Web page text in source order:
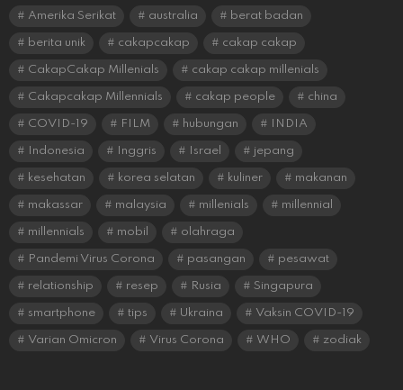
Amerika Serikat australia berat badan
berita unik cakapcakap cakap cakap
CakapCakap Millenials cakap cakap millenials
Cakapcakap Millennials cakap people china
COVID-19 FILM hubungan INDIA
Indonesia Inggris Israel jepang
kesehatan korea selatan kuliner makanan
makassar malaysia millenials millennial
millennials mobil olahraga
Pandemi Virus Corona pasangan pesawat
relationship resep Rusia Singapura
smartphone tips Ukraina Vaksin COVID-19
Varian Omicron Virus Corona WHO zodiak